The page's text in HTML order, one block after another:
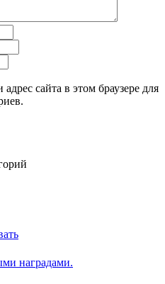
сайта в этом браузере для
наградами.